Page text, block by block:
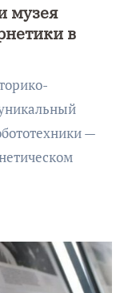
музея
в
—